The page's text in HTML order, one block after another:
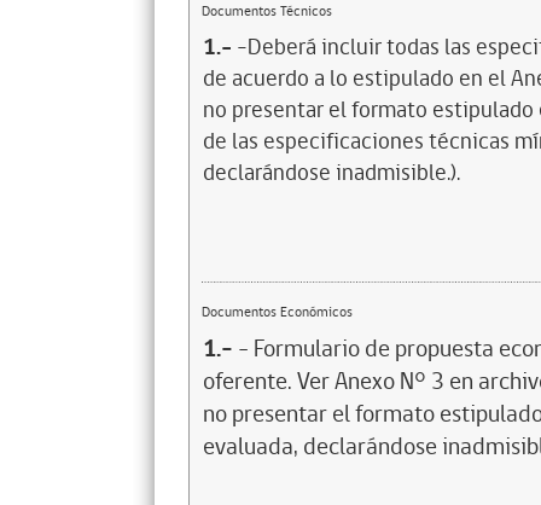
Documentos Técnicos
1.- -Deberá incluir todas las
de acuerdo a lo estipulado en el
no presentar el formato
de las especificaciones técnicas
declarándose inadmisible.).
Documentos Económicos
1.- - Formulario de propuesta
oferente. Ver Anexo N° 3 en
no presentar el formato
evaluada, declarándose